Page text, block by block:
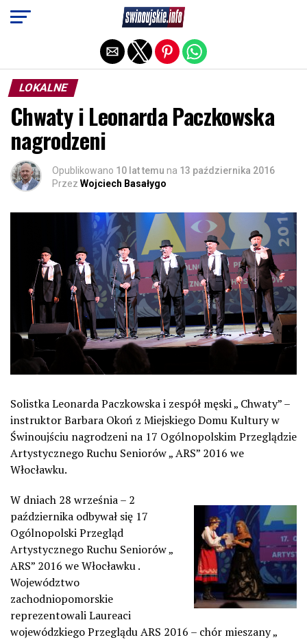
LOKALNE
Chwaty i Leonarda Paczkowska
nagrodzeni
Opublikowano 10 lat temu na 13 października 2016
Przez Wojciech Basałygo
Solistka Leonarda Paczkowska i zespół męski „ Chwaty” –
instruktor Barbara Okoń z Miejskiego Domu Kultury w
Świnoujściu nagrodzeni na 17 Ogólnopolskim Przeglądzie
Artystycznego Ruchu Seniorów „ ARS” 2016 we
Włocławku.
W dniach 28 września – 2
października odbywał się 17
Ogólnopolski Przegląd
Artystycznego Ruchu Seniorów „
ARS” 2016 we Włocławku .
Województwo
zachodniopomorskie
reprezentowali Laureaci
wojewódzkiego Przeglądu ARS 2016 – chór mieszany „
Exit mobile version